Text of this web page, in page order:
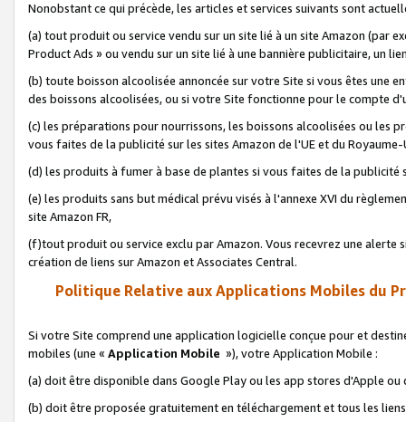
Nonobstant ce qui précède, les articles et services suivants sont
(a) tout produit ou service vendu sur un site lié à un site Amazon (par
Product Ads » ou vendu sur un site lié à une bannière publicitaire, un
(b) toute boisson alcoolisée annoncée sur votre Site si vous êtes une
des boissons alcoolisées, ou si votre Site fonctionne pour le compte
(c) les préparations pour nourrissons, les boissons alcoolisées ou les
vous faites de la publicité sur les sites Amazon de l'UE et du Royaume-
(d) les produits à fumer à base de plantes si vous faites de la publicité
(e) les produits sans but médical prévu visés à l'annexe XVI du
site Amazon FR,
(f)tout produit ou service exclu par Amazon. Vous recevrez une alerte
création de liens sur Amazon et Associates Central.
Politique Relative aux Applications Mobiles du
Si votre Site comprend une application logicielle conçue pour et
mobiles (une « Application Mobile »), votre Application Mobile :
(a) doit être disponible dans Google Play ou les app stores d'Apple ou
(b) doit être proposée gratuitement en téléchargement et tous les